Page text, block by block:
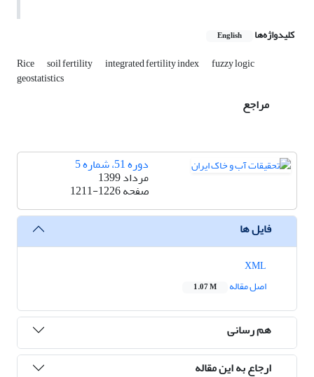
کلیدواژه‌ها English
Rice soil fertility integrated fertility index fuzzy logic
geostatistics
مراجع
دوره 51، شماره 5
مرداد 1399
صفحه1211-1226
فایل ها
اصل مقاله
1.07 M
هم رسانی
ارجاع به این مقاله